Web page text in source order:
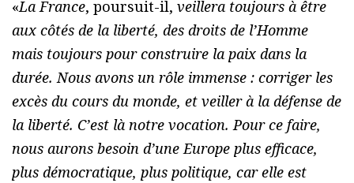
«La France, poursuit-il, veillera toujours à être
aux côtés de la liberté, des droits de l’Homme
mais toujours pour construire la paix dans la
durée. Nous avons un rôle immense : corriger les
excès du cours du monde, et veiller à la défense de
la liberté. C’est là notre vocation. Pour ce faire,
nous aurons besoin d’une Europe plus efficace,
plus démocratique, plus politique, car elle est